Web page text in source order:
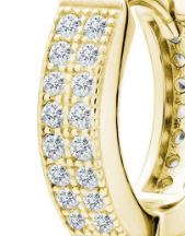
Dámské
náhrdelníky
Dámske
hodinky
Doplňky
Slevy
hvězdiček.